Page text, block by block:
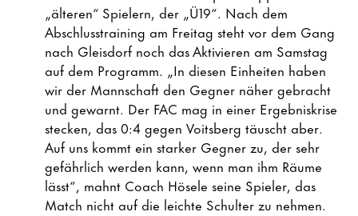
„älteren“ Spielern, der „Ü19“. Nach dem
Abschlusstraining am Freitag steht vor dem Gang
nach Gleisdorf noch das Aktivieren am Samstag
auf dem Programm. „In diesen Einheiten haben
wir der Mannschaft den Gegner näher gebracht
und gewarnt. Der FAC mag in einer Ergebniskrise
stecken, das 0:4 gegen Voitsberg täuscht aber.
Auf uns kommt ein starker Gegner zu, der sehr
gefährlich werden kann, wenn man ihm Räume
lässt“, mahnt Coach Hösele seine Spieler, das
Match nicht auf die leichte Schulter zu nehmen.